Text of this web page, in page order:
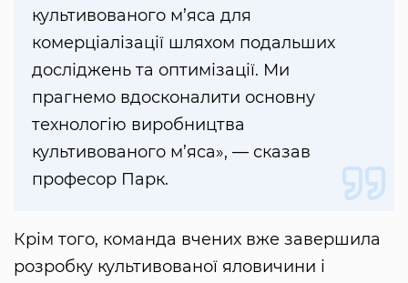
культивованого м’яса для
комерціалізації шляхом подальших
досліджень та оптимізації. Ми
прагнемо вдосконалити основну
технологію виробництва
культивованого м’яса», — сказав
професор Парк.
Крім того, команда вчених вже завершила
розробку культивованої яловичини і